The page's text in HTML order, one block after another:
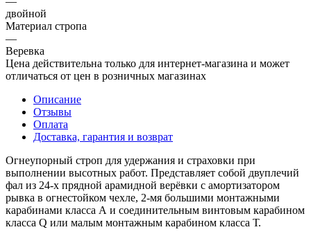
двойной
Материал стропа
—
Веревка
Цена действительна только для интернет-магазина и может
отличаться от цен в розничных магазинах
Описание
Отзывы
Оплата
Доставка, гарантия и возврат
Огнеупорный строп для удержания и страховки при
выполнении высотных работ. Представляет собой двуплечий
фал из 24-х прядной арамидной верёвки с амортизатором
рывка в огнестойком чехле, 2-мя большими монтажными
карабинами класса А и соединительным винтовым карабином
класса Q или малым монтажным карабином класса Т.